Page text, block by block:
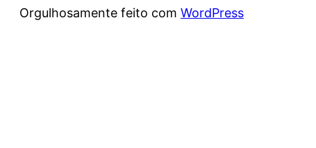
Orgulhosamente feito com WordPress